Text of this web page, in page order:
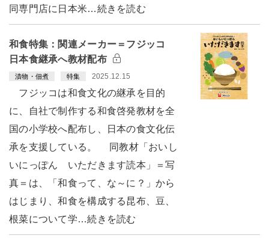
同専門店に日本米…続きを読む
和食特集：関連メーカー＝フジッコ
日本食継承へ教材配布
漬物・佃煮 特集 2025.12.15
フジッコは和食文化の継承を目的
に、自社で制作する和食啓発教材を全
国の小学校へ配布し、日本の食文化伝
承を支援している。 同教材「おいし
いにっぽん いただきます読本」＝写
真＝は、「和食って、な～に？」から
はじまり、和食を構成する昆布、豆、
根菜について学…続きを読む